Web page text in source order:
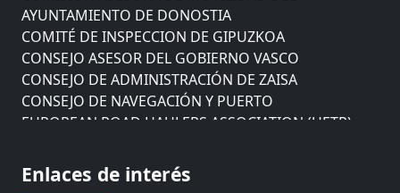
AYUNTAMIENTO DE DONOSTIA
COMITÉ DE INSPECCION DE GIPUZKOA
CONSEJO ASESOR DEL GOBIERNO VASCO
CONSEJO DE ADMINISTRACIÓN DE ZAISA
CONSEJO DE NAVEGACIÓN Y PUERTO
EUROPEAN ROAD HAULERS ASSOCIATION (UETR)
FEVATRANS (FEDERACIÓN VASCA DE TRANSPORTES)
Enlaces de interés